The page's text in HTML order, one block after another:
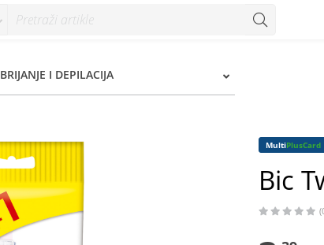
BRIJANJE I DEPILACIJA
MultiPlusCard
Bic